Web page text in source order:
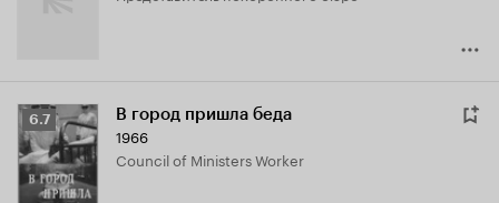
Рейтинг
Кинопоиска
6.7
6.7 В город пришла беда
1966
Council of Ministers Worker